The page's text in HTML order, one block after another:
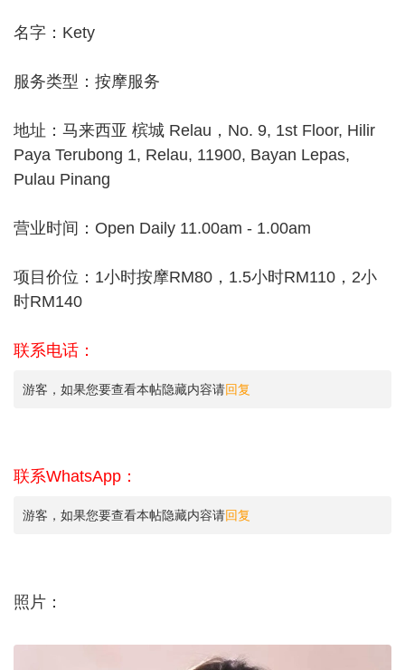
名字：Kety
服务类型：按摩服务
地址：马来西亚 槟城 Relau，No. 9, 1st Floor, Hilir
Paya Terubong 1, Relau, 11900, Bayan Lepas,
Pulau Pinang
营业时间：Open Daily 11.00am - 1.00am
项目价位：1小时按摩RM80，1.5小时RM110，2小
时RM140
联系电话：
游客，如果您要查看本帖隐藏内容请回复
联系WhatsApp：
游客，如果您要查看本帖隐藏内容请回复
照片：